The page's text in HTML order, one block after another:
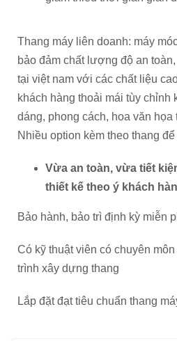
Thang máy liên doanh: máy
bảo đảm chất lượng độ an
tại việt nam với các chất liệu
khách hàng thoải mái tùy chỉnh
dáng, phong cách, hoa văn họa
Nhiều option kèm theo thang
Vừa an toàn, vừa tiết
thiết kế theo ý khách
Bảo hành, bảo trì định kỳ miễn
Có kỹ thuật viên có chuyên
trình xây dựng thang
Lắp đặt đạt tiêu chuẩn thang